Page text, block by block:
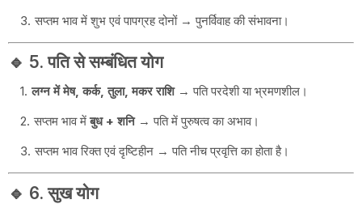
सप्तम भाव में शुभ एवं पापग्रह दोनों → पुनर्विवाह की संभावना।
🔹 5. पति से सम्बंधित योग
लग्न में मेष, कर्क, तुला, मकर राशि→ पति परदेशी या भ्रमणशील।
सप्तम भाव मेंबुध + शनि→ पति में पुरुषत्व का अभाव।
सप्तम भाव रिक्त एवं दृष्टिहीन → पति नीच प्रवृत्ति का होता है।
🔹 6. सुख योग